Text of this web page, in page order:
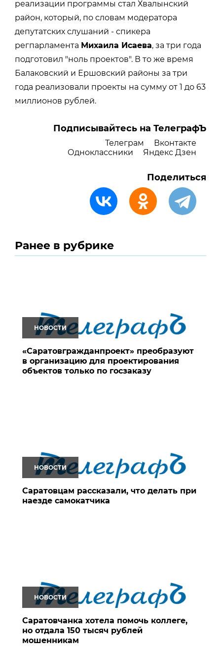
реализации программы стал Хвалынский
район, который, по словам модератора
депутатских слушаний - спикера
регпарламента Михаила Исаева, за три года
подготовил "ноль проектов". В то же время
Балаковский и Ершовский районы за три
года реализовали проекты на сумму от 1 до 63
миллионов рублей.
Подписывайтесь на ТелеграфЪ
Телеграм
Вконтакте
Одноклассники
Яндекс Дзен
Поделиться
Ранее в рубрике
НОВОСТИ
«Саратовгражданпроект» преобразуют
в организацию для проектирования
объектов только по госзаказу
НОВОСТИ
Саратовцам рассказали, что делать при
наезде самокатчика
НОВОСТИ
Саратовчанка хотела помочь коллеге,
но отдала 150 тысяч рублей
мошенникам